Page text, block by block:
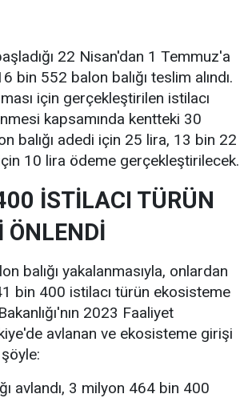
22 Nisan'dan 1 Temmuz'a
bin 552 balon balığı teslim alındı.
için gerçekleştirilen istilacı
kapsamında kentteki 30
balığı adedi için 25 lira, 13 bin 22
10 lira ödeme gerçekleştirilecek.
İSTİLACI TÜRÜN
ÖNLENDİ
balığı yakalanmasıyla, onlardan
bin 400 istilacı türün ekosisteme
2023 Faaliyet
avlanan ve ekosisteme girişi
avlandı, 3 milyon 464 bin 400